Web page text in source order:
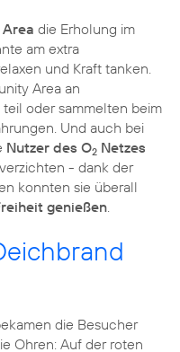
die Erholung im
am extra
und Kraft tanken.
Area an
oder sammelten beim
Und auch bei
Nutzer des O2 Netzes
- dank der
konnten sie überall
genießen.
die Besucher
Ohren: Auf der roten